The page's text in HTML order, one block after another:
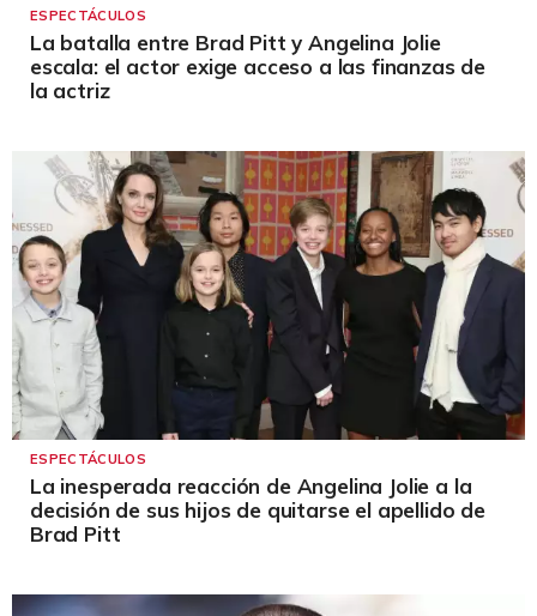
ESPECTÁCULOS
La batalla entre Brad Pitt y Angelina Jolie
escala: el actor exige acceso a las finanzas de
la actriz
ESPECTÁCULOS
La inesperada reacción de Angelina Jolie a la
decisión de sus hijos de quitarse el apellido de
Brad Pitt